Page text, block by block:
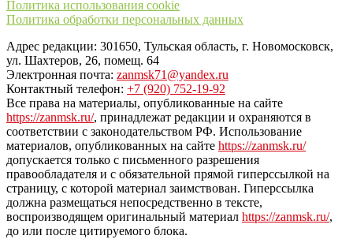
Политика использования cookie
Политика обработки персональных данных
Адрес редакции: 301650, Тульская область, г. Новомосковск,
ул. Шахтеров, 26, помещ. 64
Электронная почта: zanmsk71@yandex.ru
Контактный телефон: +7 (920) 752-19-92
Все права на материалы, опубликованные на сайте
https://zanmsk.ru/, принадлежат редакции и охраняются в
соответствии с законодательством РФ. Использование
материалов, опубликованных на сайте https://zanmsk.ru/
допускается только с письменного разрешения
правообладателя и с обязательной прямой гиперссылкой на
страницу, с которой материал заимствован. Гиперссылка
должна размещаться непосредственно в тексте,
воспроизводящем оригинальный материал https://zanmsk.ru/,
до или после цитируемого блока.